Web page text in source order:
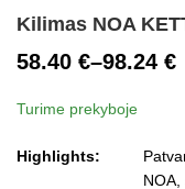
Kilimas NOA
58.40 €–98.24 €
Price
range:
58.40 €
Turime prekyboje
Highlights: